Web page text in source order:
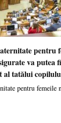
pentru
va putea
al tatălui
pentru femeile